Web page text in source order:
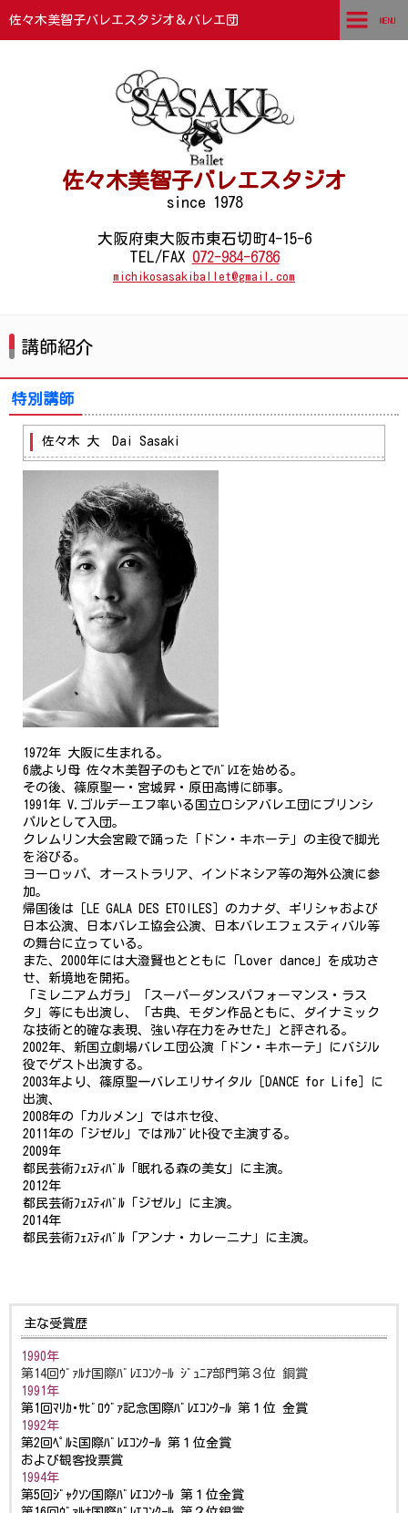
佐々木美智子バレエスタジオ＆バレエ団
佐々木美智子バレエスタジオ
since 1978
大阪府東大阪市東石切町4-15-6
TEL/FAX 072-984-6786
michikosasakiballet@gmail.com
MENU
団員紹介
支部スタジオ・カルチャースタジオ
チケットお申込みフォーム
フォトギャラリー
メディア掲載情報
新着情報
講師紹介
特別講師
佐々木 大 Dai Sasaki
1972年 大阪に生まれる。
6歳より母 佐々木美智子のもとでﾊﾞﾚｴを始める。
その後、篠原聖一・宮城昇・原田高博に師事。
1991年 V.ゴルデーエフ率いる国立ロシアバレエ団にプリンシ
パルとして入団。
クレムリン大会宮殿で踊った「ドン・キホーテ」の主役で脚光
を浴びる。
ヨーロッパ、オーストラリア、インドネシア等の海外公演に参
加。
帰国後は［LE GALA DES ETOILES］のカナダ、ギリシャおよび
日本公演、日本バレエ協会公演、日本バレエフェスティバル等
の舞台に立っている。
また、2000年には大澄賢也とともに「Lover dance」を成功さ
せ、新境地を開拓。
「ミレニアムガラ」「スーパーダンスパフォーマンス・ラス
タ」等にも出演し、「古典、モダン作品ともに、ダイナミック
な技術と的確な表現、強い存在力をみせた」と評される。
2002年、新国立劇場バレエ団公演「ドン・キホーテ」にバジル
役でゲスト出演する。
2003年より、篠原聖一バレエリサイタル［DANCE for Life］に
出演、
2008年の「カルメン」ではホセ役、
2011年の「ジゼル」ではｱﾙﾌﾞﾚﾋﾄ役で主演する。
2009年
都民芸術ﾌｪｽﾃｨﾊﾞﾙ「眠れる森の美女」に主演。
2012年
都民芸術ﾌｪｽﾃｨﾊﾞﾙ「ジゼル」に主演。
2014年
都民芸術ﾌｪｽﾃｨﾊﾞﾙ「アンナ・カレーニナ」に主演。
主な受賞歴
1990年
第14回ｳﾞｧﾙﾅ国際ﾊﾞﾚｴｺﾝｸｰﾙ ｼﾞｭﾆｱ部門第３位 銅賞
1991年
第1回ﾏﾘｶ･ｻﾋﾞﾛｳﾞｧ記念国際ﾊﾞﾚｴｺﾝｸｰﾙ 第１位 金賞
1992年
第2回ﾍﾟﾙﾐ国際ﾊﾞﾚｴｺﾝｸｰﾙ 第１位金賞
および観客投票賞
1994年
第5回ｼﾞｬｸｿﾝ国際ﾊﾞﾚｴｺﾝｸｰﾙ 第１位金賞